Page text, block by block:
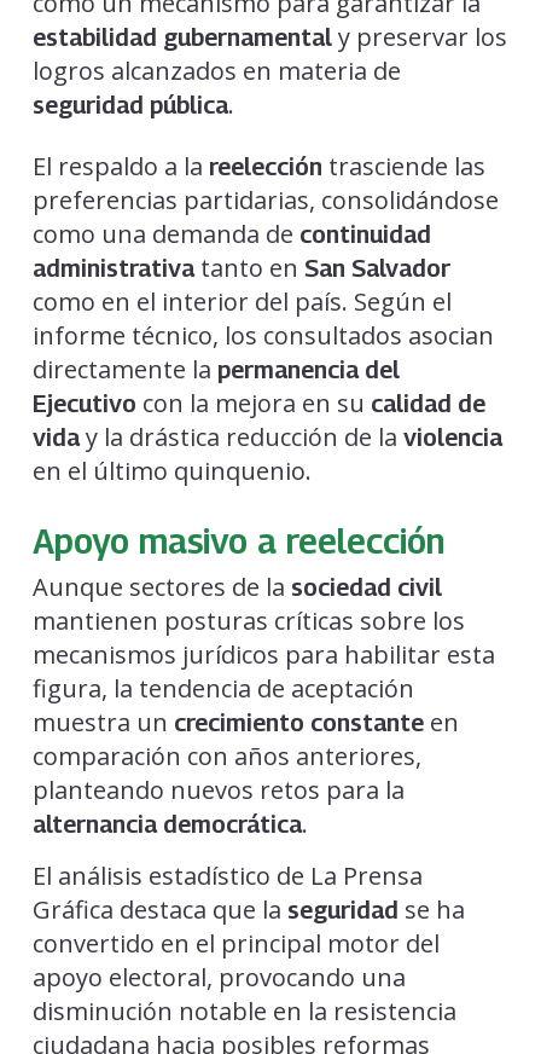
estabilidad gubernamentaly preservar los
logros alcanzados en materia de
seguridad pública.
El respaldo a la reelección trasciende las
preferencias partidarias, consolidándose
como una demanda de continuidad
administrativatanto en San Salvador
como en el interior del país. Según el
informe técnico, los consultados asocian
directamente la permanencia del
Ejecutivo con la mejora en su calidad de
viday la drástica reducción de la violencia
en el último quinquenio.
Apoyo masivo a reelección
Aunque sectores de la sociedad civil
mantienen posturas críticas sobre los
mecanismos jurídicos para habilitar esta
figura, la tendencia de aceptación
muestra un crecimiento constanteen
comparación con años anteriores,
planteando nuevos retos para la
alternancia democrática.
El análisis estadístico de La Prensa
Gráfica destaca que la seguridad se ha
convertido en el principal motor del
apoyo electoral, provocando una
disminución notable en la resistencia
ciudadana hacia posibles reformas